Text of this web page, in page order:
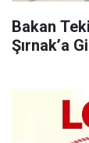
Bakan
Şırnak’a